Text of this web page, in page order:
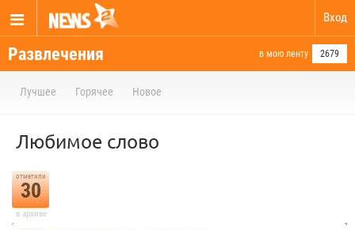
Вход
Развлечения в мою ленту 2679
Лучшее Горячее Новое
Любимое слово
отметили
30
в архиве